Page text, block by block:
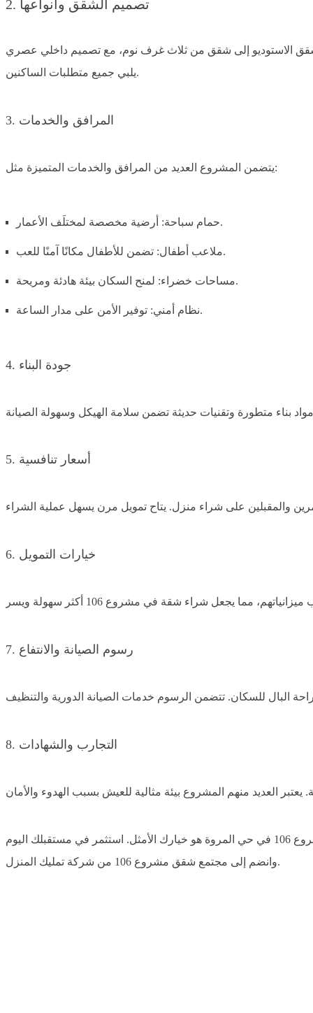
2. تصميم الشقق وأنواعها
من شقق الاستوديو إلى شقق من ثلاث غرف نوم، مع تصميم داخلي عصري
يلبي جميع متطلبات الساكنين.
3. المرافق والخدمات
يتضمن المشروع العديد من المرافق والخدمات المتميزة مثل:
حمام سباحة: أرضية مخصصة لمختلَف الأعمار.
ملاعب أطفال: تضمن للأطفال مكانًا آمنًا للعب.
مساحات خضراء: لمنح السكان بيئة هادئة ومريحة.
نظام أمني: توفير الأمن على مدار الساعة.
4. جودة البناء
5. أسعار تنافسية
6. خيارات التمويل
7. رسوم الصيانة والانتفاع
8. التجارب والشهادات
باختصار.. إذا كنت تبحث عن شقة للبيع في جدة تجمع بين الموقع الاستراتيجي، جودة البناء، والأسعار التنافسية، فإن مشروع 106 في حي المروة هو خيارك الأمثل. استثمر في مستقبلك اليوم
وانضم إلى مجتمع شقق مشروع 106 من شركة تمليك المنزل.